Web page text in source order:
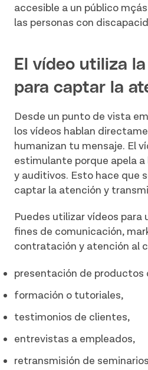
accesible a un público
las personas con
El vídeo utiliza
para captar la
Desde un punto de vista
los vídeos hablan
humanizan tu mensaje. El
estimulante porque apela
y auditivos. Esto hace que
captar la atención y
Puedes utilizar vídeos para
fines de comunicación,
contratación y atención al
presentación de productos
formación o tutoriales,
testimonios de clientes,
entrevistas a empleados,
retransmisión de